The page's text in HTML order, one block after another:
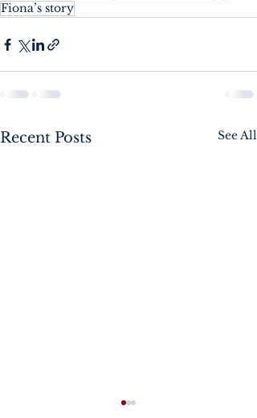
Fiona’s story
Recent Posts See All